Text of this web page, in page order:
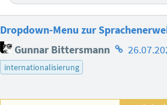
Dropdown-Menu zur
Gunnar Bittersmann Homepage
internationalisierung